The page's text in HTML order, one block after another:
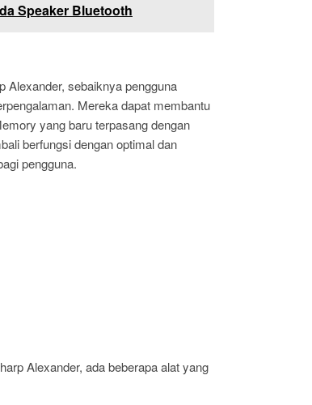
Speaker Bluetooth
Alexander, sebaiknya pengguna
Mereka dapat membantu
yang baru terpasang dengan
berfungsi dengan optimal dan
pengguna.
Alexander, ada beberapa alat yang